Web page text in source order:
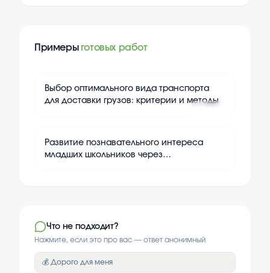
Примеры готовых работ
Выбор оптимального вида транспорта
для доставки грузов: критерии и методы
Развитие познавательного интереса
младших школьников через
Что не подходит?
Нажмите, если это про вас — ответ анонимный
💰 Дорого для меня